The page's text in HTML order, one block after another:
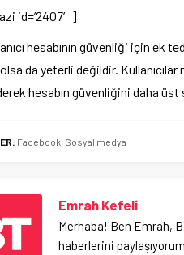
id=’2407′]
hesabının güvenliği için ek
da yeterli değildir. Kullanıcılar
hesabın güvenliğini daha üst
Facebook, Sosyal medya
Emrah Kefeli
Merhaba! Ben Emrah,
haberlerini